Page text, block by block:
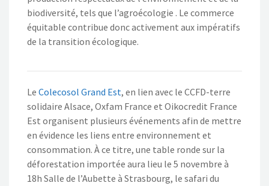
biodiversité, tels que l’agroécologie . Le commerce
équitable contribue donc activement aux impératifs
de la transition écologique.
Le Colecosol Grand Est, en lien avec le CCFD-terre
solidaire Alsace, Oxfam France et Oikocredit France
Est organisent plusieurs événements afin de mettre
en évidence les liens entre environnement et
consommation. À ce titre, une table ronde sur la
déforestation importée aura lieu le 5 novembre à
18h Salle de l’Aubette à Strasbourg, le safari du